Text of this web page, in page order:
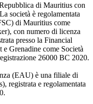
di Mauritius con
società è regolamentata
di Mauritius come
con numero di licenza
presso la Financial
Grenadine come Società
26000 BC 2020.
(EAU) è una filiale di
registrata e regolamentata